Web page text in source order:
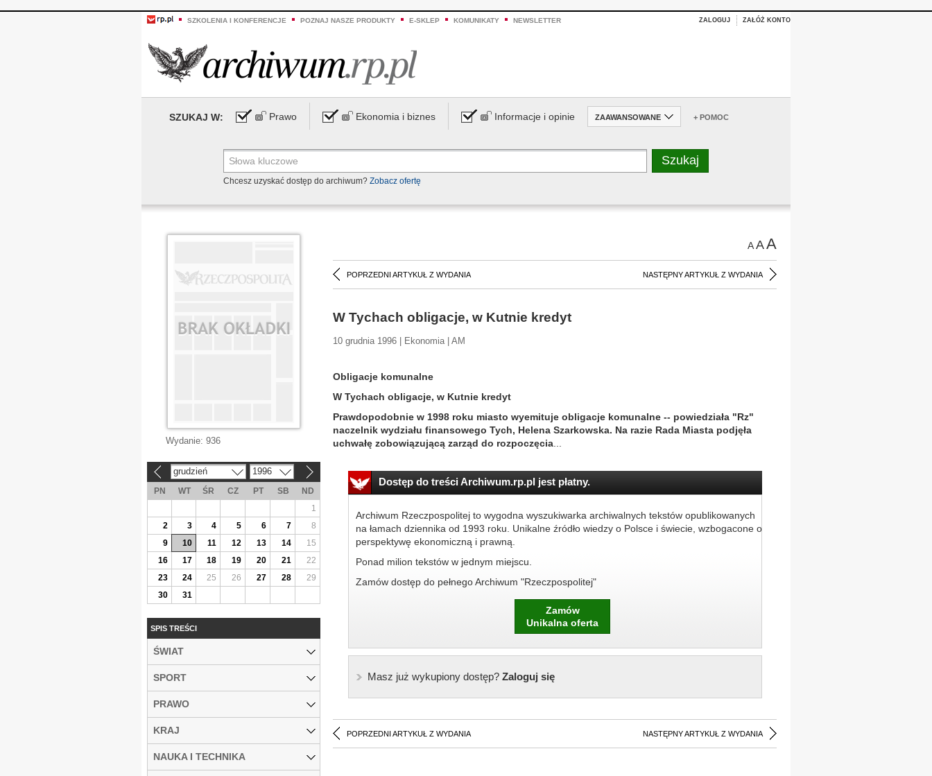
SZKOLENIA I KONFERENCJE POZNAJ NASZE PRODUKTY E-SKLEP KOMUNIKATY NEWSLETTER ZALOGUJ ZAŁÓŻ KONTO
SZUKAJ W: Prawo Ekonomia i biznes Informacje i opinie ZAAWANSOWANE + POMOC
Chcesz uzyskać dostęp do archiwum? Zobacz ofertę
AAA
POPRZEDNI ARTYKUŁ Z WYDANIA NASTĘPNY ARTYKUŁ Z WYDANIA
W Tychach obligacje, w Kutnie kredyt
10 grudnia 1996 | Ekonomia | AM
Obligacje komunalne
W Tychach obligacje, w Kutnie kredyt
Prawdopodobnie w 1998 roku miasto wyemituje obligacje komunalne -- powiedziała "Rz"
naczelnik wydziału finansowego Tych, Helena Szarkowska. Na razie Rada Miasta podjęła
uchwałę zobowiązującą zarząd do rozpoczęcia
Dostęp do treści Archiwum.rp.pl jest płatny.
Archiwum Rzeczpospolitej to wygodna wyszukiwarka archiwalnych tekstów opublikowanych
na łamach dziennika od 1993 roku. Unikalne źródło wiedzy o Polsce i świecie, wzbogacone o
perspektywę ekonomiczną i prawną.
Ponad milion tekstów w jednym miejscu.
Zamów dostęp do pełnego Archiwum "Rzeczpospolitej"
Zamów
Unikalna oferta
Masz już wykupiony dostęp?Zaloguj się
POPRZEDNI ARTYKUŁ Z WYDANIA NASTĘPNY ARTYKUŁ Z WYDANIA
Wydanie: 936
grudzień 1996
PN WT ŚR CZ PT SB
ND
1
2
3 4 5 6 7
8
9
10 11 12 13 14
15
16
17 18 19 20 21
22
23
24 25 26 27 28
29
30
31
SPIS TREŚCI
ŚWIAT
SPORT
PRAWO
KRAJ
NAUKA I TECHNIKA